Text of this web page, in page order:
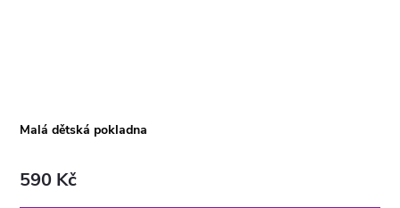
Malá dětská pokladna
590 Kč